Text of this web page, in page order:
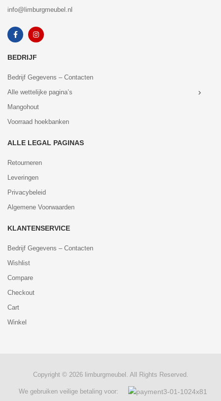
info@limburgmeubel.nl
BEDRIJF
Bedrijf Gegevens – Contacten
Alle wettelijke pagina’s
Mangohout
Voorraad hoekbanken
ALLE LEGAL PAGINAS
Retourneren
Leveringen
Privacybeleid
Algemene Voorwaarden
KLANTENSERVICE
Bedrijf Gegevens – Contacten
Wishlist
Compare
Checkout
Cart
Winkel
Copyright © 2026 limburgmeubel. All Rights Reserved.
We gebruiken veilige betaling voor: